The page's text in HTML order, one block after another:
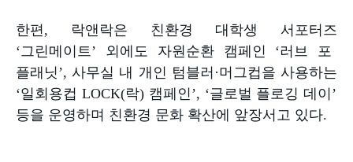
한편 ,
락앤락은 친환경 대학생 서포터즈
‘ 그린메이트 ’ 외에도 자원순환 캠페인 ‘러브 포
플래닛’,사무실 내 개인 텀블러 ·머그컵을 사용하는
‘일회용컵 LOCK(락) 캠페인 ’, ‘글로벌 플로깅 데이 ’
등을 운영하며 친환경 문화 확산에 앞장서고 있다.